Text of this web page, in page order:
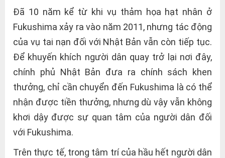
Đã 10 năm kể từ khi vụ thảm họa hạt nhân ở
Fukushima xảy ra vào năm 2011, nhưng tác động
của vụ tai nạn đối với Nhật Bản vẫn còn tiếp tục.
Để khuyến khích người dân quay trở lại nơi đây,
chính phủ Nhật Bản đưa ra chính sách khen
thưởng, chỉ cần chuyển đến Fukushima là có thể
nhận được tiền thưởng, nhưng dù vậy vẫn không
khơi dậy được sự quan tâm của người dân đối
với Fukushima.
Trên thực tế, trong tâm trí của hầu hết người dân